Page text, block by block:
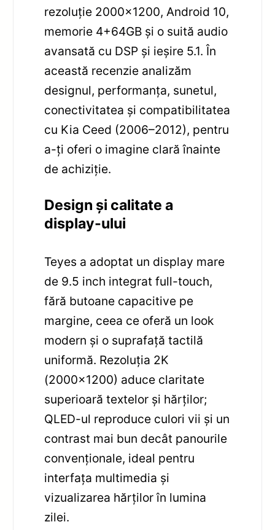
rezoluție 2000×1200, Android 10,
memorie 4+64GB și o suită audio
avansată cu DSP și ieșire 5.1. În
această recenzie analizăm
designul, performanța, sunetul,
conectivitatea și compatibilitatea
cu Kia Ceed (2006–2012), pentru
a-ți oferi o imagine clară înainte
de achiziție.
Design și calitate a
display-ului
Teyes a adoptat un display mare
de 9.5 inch integrat full-touch,
fără butoane capacitive pe
margine, ceea ce oferă un look
modern și o suprafață tactilă
uniformă. Rezoluția 2K
(2000×1200) aduce claritate
superioară textelor și hărților;
QLED-ul reproduce culori vii și un
contrast mai bun decât panourile
convenționale, ideal pentru
interfața multimedia și
vizualizarea hărților în lumina
zilei.